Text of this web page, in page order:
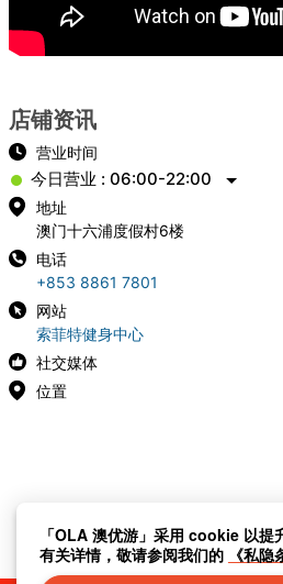
店铺资讯
营业时间
今日营业 : 06:00-22:00
地址
澳门十六浦度假村6楼
电话
+853 8861 7801
网站
索菲特健身中心
社交媒体
位置
「OLA 澳优游」采用 cookie 以提
有关详情，敬请参阅我们的 《私隐